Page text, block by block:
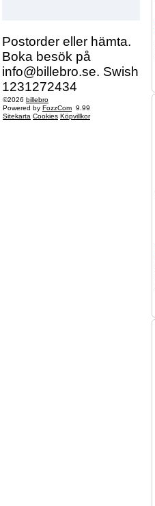
Postorder eller hämta.
Boka besök på
info@billebro.se. Swish
1231272434
©2026 billebro
Powered by FozzCom 9.99
Sitekarta Cookies Köpvillkor